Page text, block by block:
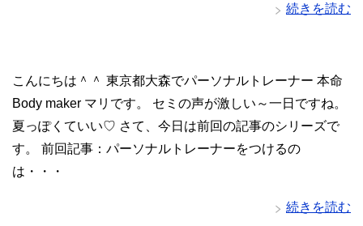
続きを読む
こんにちは＾＾ 東京都大森でパーソナルトレーナー 本命
Body maker マリです。 セミの声が激しい～一日ですね。
夏っぽくていい♡ さて、今日は前回の記事のシリーズで
す。 前回記事：パーソナルトレーナーをつけるの
は・・・
続きを読む